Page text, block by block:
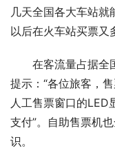
几天全国各大车站
以后在火车站买票又
在客流量占据全
提示：“各位旅客，
人工售票窗口的LED
支付”。自助售票机
识。